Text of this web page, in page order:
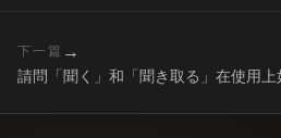
下一篇 →
請問「聞く」和「聞き取る」在使用上